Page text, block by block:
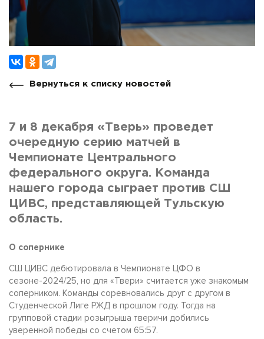
Вернуться к списку новостей
7 и 8 декабря «Тверь» проведет
очередную серию матчей в
Чемпионате Центрального
федерального округа. Команда
нашего города сыграет против СШ
ЦИВС, представляющей Тульскую
область.
О сопернике
СШ ЦИВС дебютировала в Чемпионате ЦФО в
сезоне-2024/25, но для «Твери» считается уже знакомым
соперником. Команды соревновались друг с другом в
Студенческой Лиге РЖД в прошлом году. Тогда на
групповой стадии розыгрыша тверичи добились
уверенной победы со счетом 65:57.